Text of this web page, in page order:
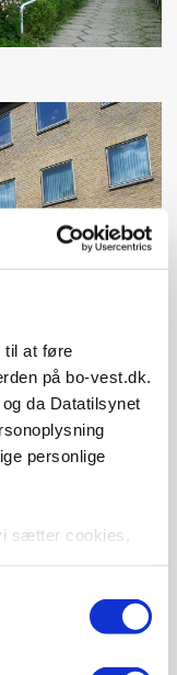
til at føre
på bo-vest.dk.
da Datatilsynet
personlige
sætter cookies,
til at vise
analysere vores
brug af vores